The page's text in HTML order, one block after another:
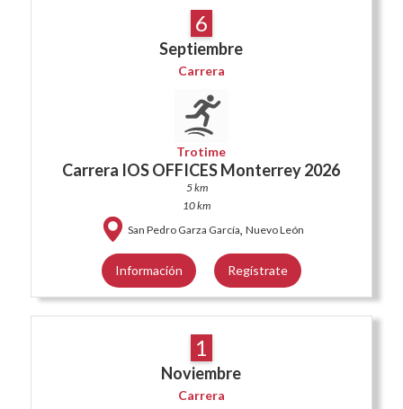
6
Septiembre
Carrera
Trotime
Carrera IOS OFFICES Monterrey 2026
5 km
10 km
San Pedro Garza García, Nuevo León
Información Regístrate
1
Noviembre
Carrera